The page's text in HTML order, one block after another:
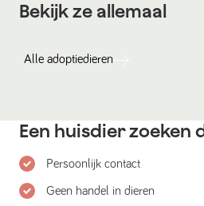
Bekijk ze allemaal
Alle adoptiedieren
Een huisdier zoeken
Persoonlijk contact
Geen handel in dieren